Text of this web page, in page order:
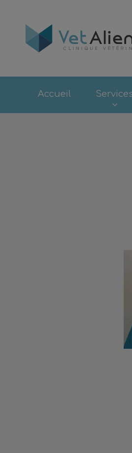
Accueil